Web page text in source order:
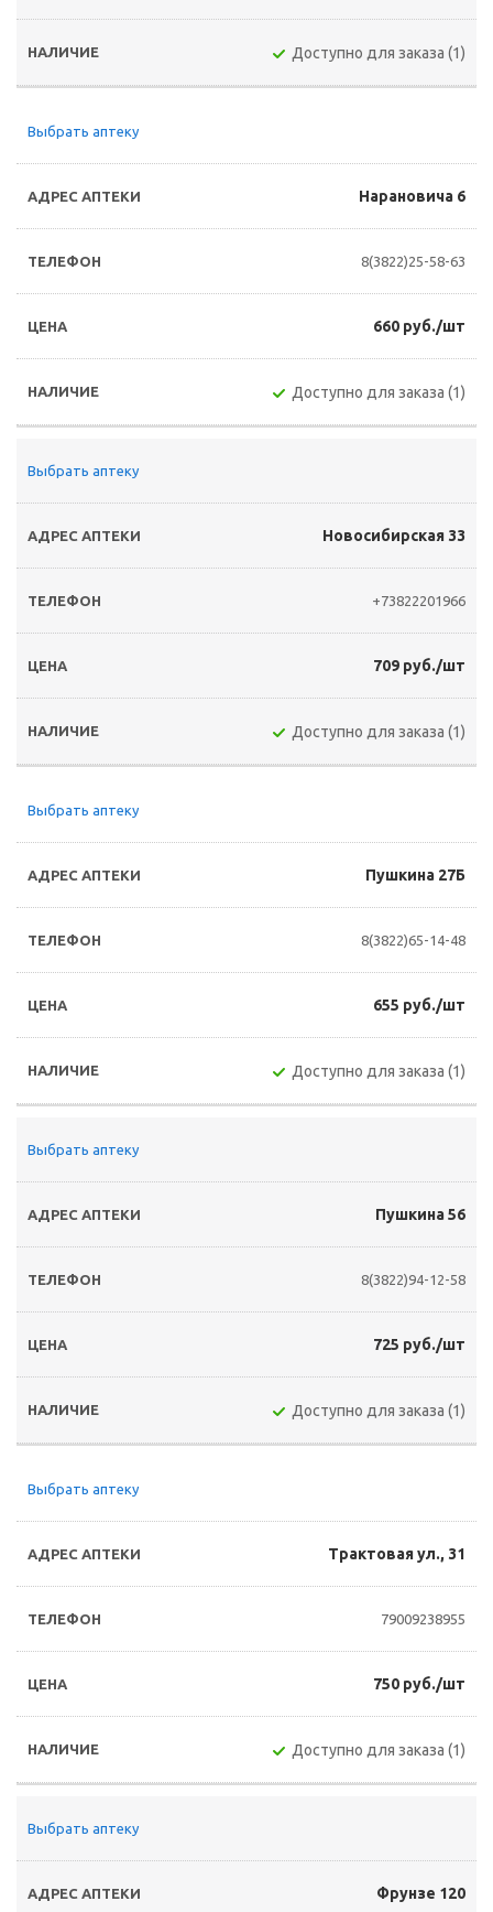
Доступно для заказа (1)
Выбрать аптеку
Нарановича 6
8(3822)25-58-63
660 руб./шт
Доступно для заказа (1)
Выбрать аптеку
Новосибирская 33
+73822201966
709 руб./шт
Доступно для заказа (1)
Выбрать аптеку
Пушкина 27Б
8(3822)65-14-48
655 руб./шт
Доступно для заказа (1)
Выбрать аптеку
Пушкина 56
8(3822)94-12-58
725 руб./шт
Доступно для заказа (1)
Выбрать аптеку
Трактовая ул., 31
79009238955
750 руб./шт
Доступно для заказа (1)
Выбрать аптеку
Фрунзе 120